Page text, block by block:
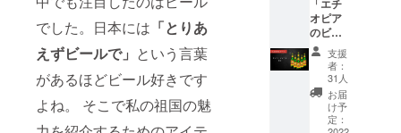
でした。日本には 「とりあ
えずビールで」 という言葉
があるほどビール好きです
よね。 そこで私の祖国の魅
「エチ
オピア
のビー
ルって
どんな
味なん
だろ
う。少
し飲ん
支援
者：
31人
お届
け予
定：